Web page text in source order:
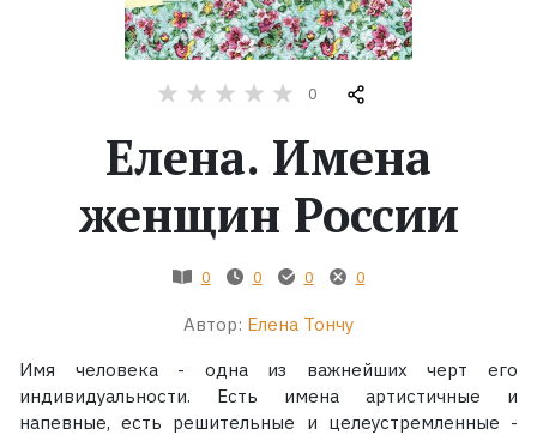
Экранизации
0
Елена. Имена
женщин России
0 0 0 0
Автор: Елена Тончу
Имя человека - одна из важнейших черт его
индивидуальности. Есть имена артистичные и
напевные, есть решительные и целеустремленные -